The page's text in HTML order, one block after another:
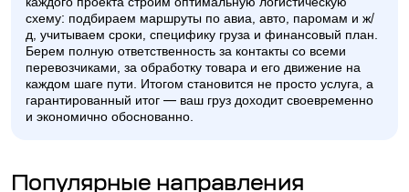
схему: подбираем маршруты по авиа, авто, паромам и ж/
д, учитываем сроки, специфику груза и финансовый план.
Берем полную ответственность за контакты со всеми
перевозчиками, за обработку товара и его движение на
каждом шаге пути. Итогом становится не просто услуга, а
гарантированный итог — ваш груз доходит своевременно
и экономично обоснованно.
Популярные направления